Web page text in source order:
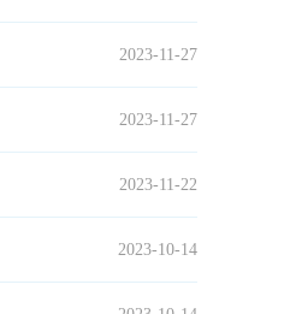
2023-11-27
2023-11-27
2023-11-22
2023-10-14